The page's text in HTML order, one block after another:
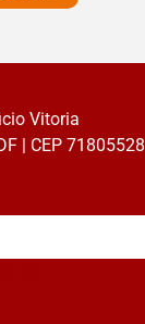
Vitoria
| CEP 71805528